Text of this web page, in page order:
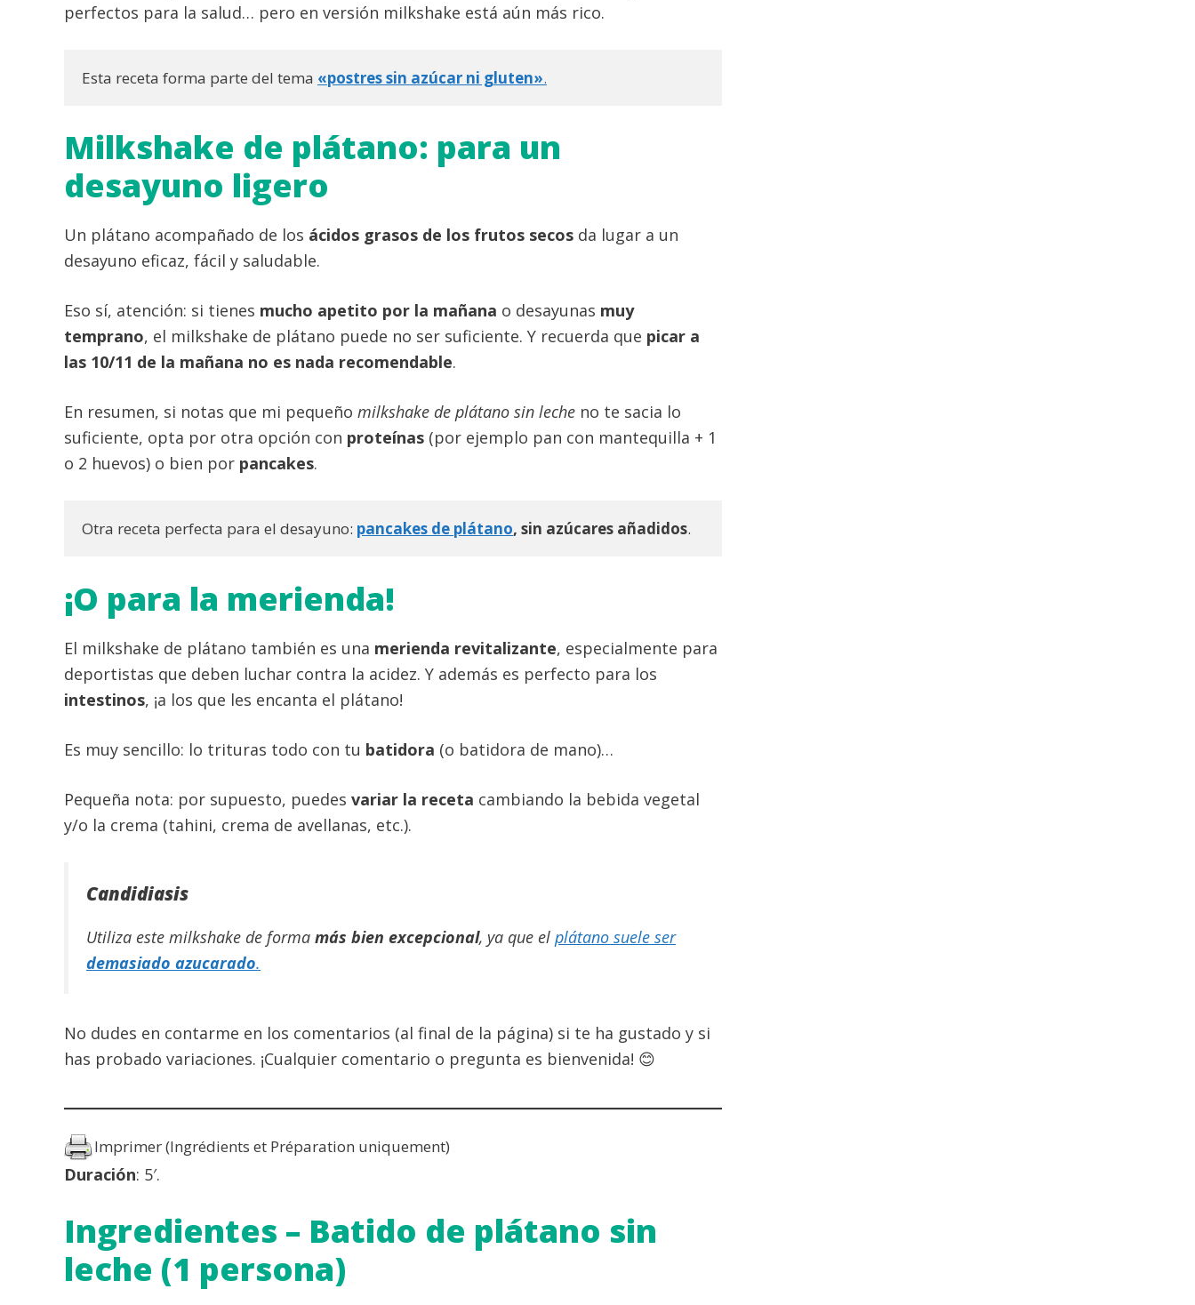
perfectos para la salud… pero en versión milkshake está aún más rico.
Esta receta forma parte del tema «postres sin azúcar ni gluten».
Milkshake de plátano: para un
desayuno ligero
Un plátano acompañado de los ácidos grasos de los frutos secos da lugar a un
desayuno eficaz, fácil y saludable.
Eso sí, atención: si tienes mucho apetito por la mañana o desayunas muy
temprano, el milkshake de plátano puede no ser suficiente. Y recuerda que picar a
las 10/11 de la mañana no es nada recomendable.
En resumen, si notas que mi pequeño milkshake de plátano sin leche no te sacia lo
suficiente, opta por otra opción con proteínas (por ejemplo pan con mantequilla + 1
o 2 huevos) o bien por pancakes.
Otra receta perfecta para el desayuno: pancakes de plátano, sin azúcares añadidos.
¡O para la merienda!
El milkshake de plátano también es una merienda revitalizante, especialmente para
deportistas que deben luchar contra la acidez. Y además es perfecto para los
intestinos, ¡a los que les encanta el plátano!
Es muy sencillo: lo trituras todo con tu batidora (o batidora de mano)…
Pequeña nota: por supuesto, puedes variar la receta cambiando la bebida vegetal
y/o la crema (tahini, crema de avellanas, etc.).
Candidiasis
Utiliza este milkshake de forma más bien excepcional, ya que el plátano suele ser
demasiado azucarado.
No dudes en contarme en los comentarios (al final de la página) si te ha gustado y si
has probado variaciones. ¡Cualquier comentario o pregunta es bienvenida! 😊
Imprimer (Ingrédients et Préparation uniquement)
Duración: 5′.
Ingredientes – Batido de plátano sin
leche (1 persona)